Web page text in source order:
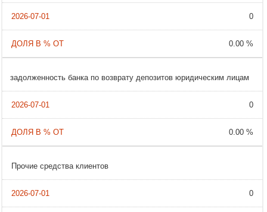
0
0.00 %
задолженность банка по возврату депозитов юридическим лицам
0
0.00 %
Прочие средства клиентов
0